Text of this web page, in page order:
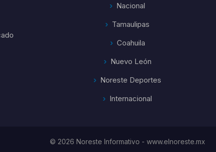
Nacional
Tamaulipas
Coahuila
Nuevo León
Noreste Deportes
Internacional
© 2026 Noreste Informativo - www.elnoreste.mx